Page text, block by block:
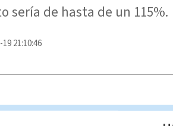
sería de hasta de un 115%.
21:10:46